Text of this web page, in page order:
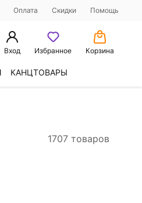
Оплата Скидки Помощь
Вход Избранное Корзина
КАНЦТОВАРЫ
1707 товаров